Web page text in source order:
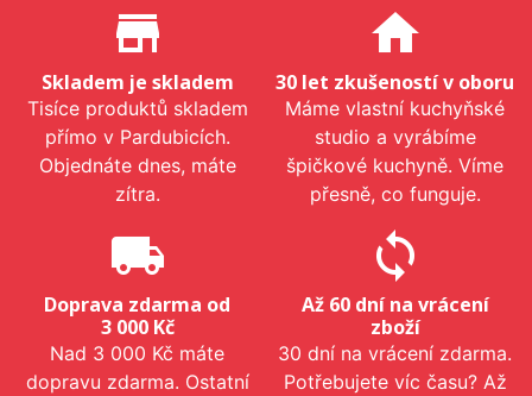
Proč nakupovat u nás?
store_mall_directory
Skladem je skladem
Tisíce produktů skladem
přímo v Pardubicích.
Objednáte dnes, máte
zítra.
home
30 let zkušeností v oboru
Máme vlastní kuchyňské
studio a vyrábíme
špičkové kuchyně. Víme
přesně, co funguje.
local_shipping
Doprava zdarma od
3 000 Kč
Nad 3 000 Kč máte
dopravu zdarma. Ostatní
sync
Až 60 dní na vrácení
zboží
30 dní na vrácení zdarma.
Potřebujete víc času? Až